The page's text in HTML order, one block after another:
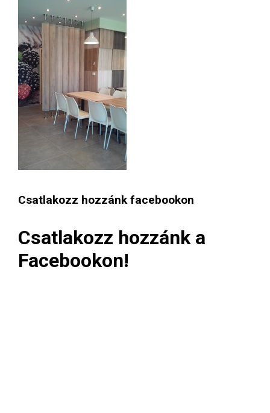
Csatlakozz hozzánk facebookon
Csatlakozz hozzánk a
Facebookon!